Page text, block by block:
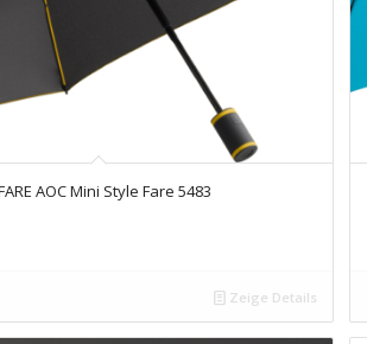
AOC Mini Style Fare 5483
Zeige Details